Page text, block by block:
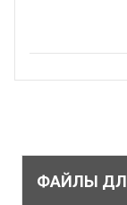
ФАЙЛЫ